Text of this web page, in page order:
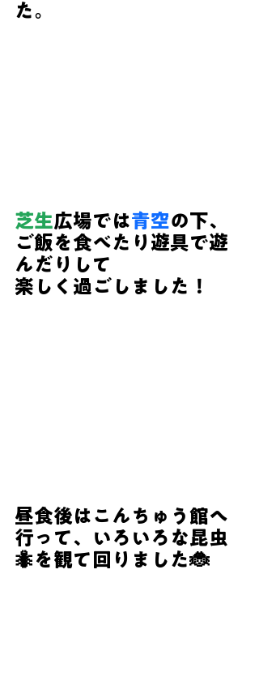
た。
芝生広場では青空の下、
ご飯を食べたり遊具で遊
んだりして
楽しく過ごしました！
昼食後はこんちゅう館へ
行って、いろいろな昆虫
🐜を観て回りました🐞